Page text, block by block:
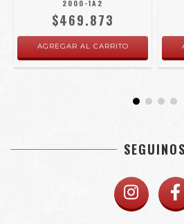
2000-1A2
$469.873
SEGUINOS